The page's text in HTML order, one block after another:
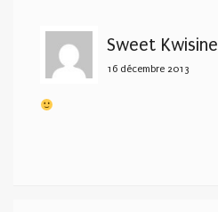
Sweet Kwisine
16 décembre 2013